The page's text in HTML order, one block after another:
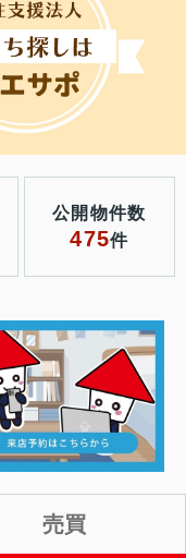
公開物件数
475件
売買